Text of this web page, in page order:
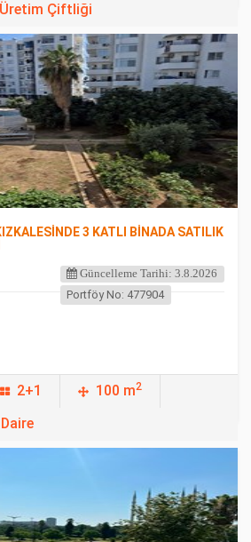
Üretim Çiftliği
3 KATLI BİNADA SATILIK
Güncelleme Tarihi: 3.8.2026
Portföy No: 477904
2+1 100 m2